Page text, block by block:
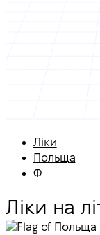
Ліки
Польща
Ф
Ліки на